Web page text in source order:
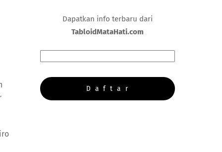
Dapatkan info terbaru dari
TabloidMataHati.com